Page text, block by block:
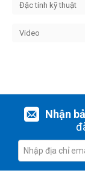
Đặc tính kỹ thuật
Video
Nhận